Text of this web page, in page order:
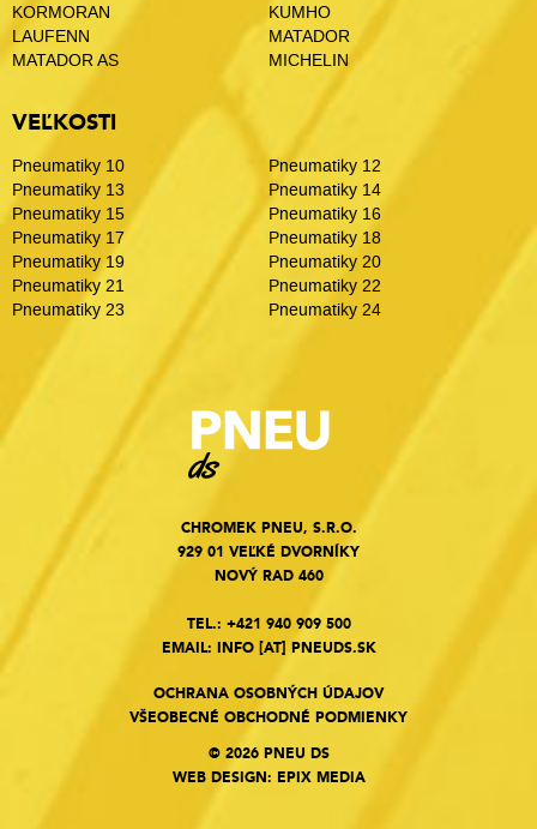
KORMORAN
KUMHO
LAUFENN
MATADOR
MATADOR AS
MICHELIN
VEĽKOSTI
Pneumatiky 10
Pneumatiky 12
Pneumatiky 13
Pneumatiky 14
Pneumatiky 15
Pneumatiky 16
Pneumatiky 17
Pneumatiky 18
Pneumatiky 19
Pneumatiky 20
Pneumatiky 21
Pneumatiky 22
Pneumatiky 23
Pneumatiky 24
CHROMEK PNEU, S.R.O.
929 01 VEĽKÉ DVORNÍKY
NOVÝ RAD 460
TEL.: +421 940 909 500
EMAIL: INFO[AT] PNEUDS.SK
OCHRANA OSOBNÝCH ÚDAJOV
VŠEOBECNÉ OBCHODNÉ PODMIENKY
© 2026 PNEU DS
WEB DESIGN: EPIX MEDIA